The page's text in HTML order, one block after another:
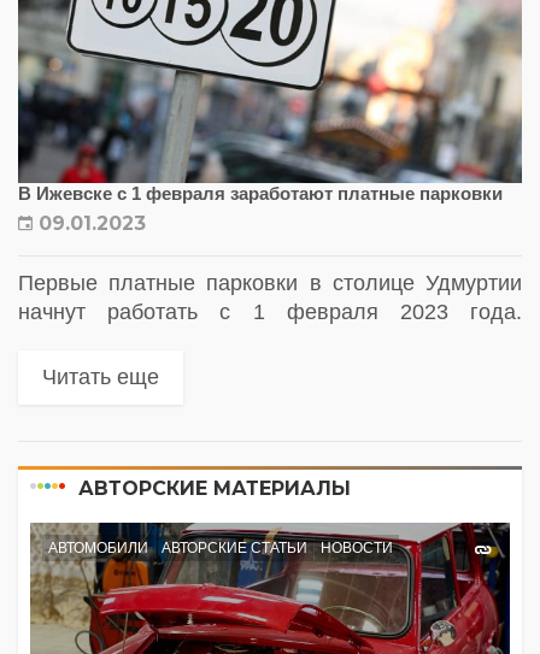
В Ижевске с 1 февраля заработают платные парковки
09.01.2023
Первые платные парковки в столице Удмуртии
начнут работать с 1 февраля 2023 года.
Читать еще
АВТОРСКИЕ МАТЕРИАЛЫ
АВТОМОБИЛИ АВТОРСКИЕ СТАТЬИ НОВОСТИ